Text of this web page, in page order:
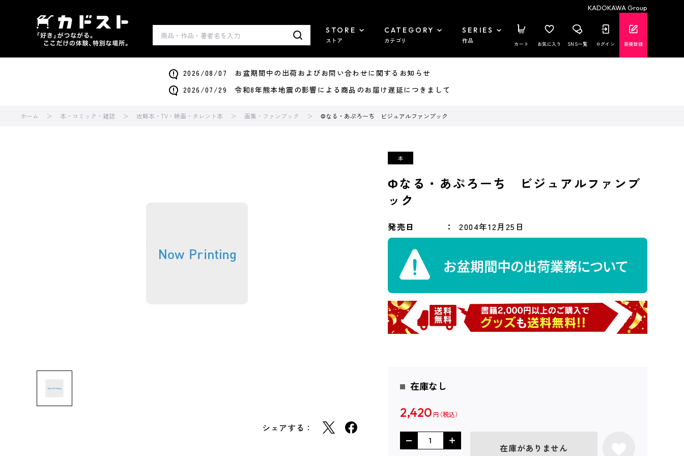
KADOKAWA Group
STORE
ストア
CATEGORY
カテゴリ
SERIES
作品 カート お気に入り SNS一覧 ログイン 新規登録
2026/08/07 お盆期間中の出荷およびお問い合わせに関するお知らせ
2026/07/29 令和8年熊本地震の影響による商品のお届け遅延につきまして
ホーム 本・コミック・雑誌 攻略本・TV・映画・タレント本 画集・ファンブック Φなる・あぷろーち ビジュアルファンブック
シェアする：
Φなる・あぷろーち ビジュアルファンブ
ック
発売日 2004年12月25日
在庫なし
2,420 円
在庫がありません